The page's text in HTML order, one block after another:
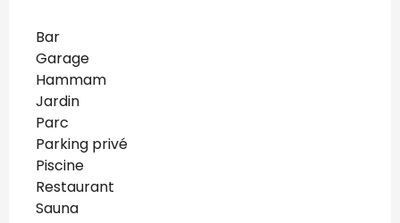
Bar
Garage
Hammam
Jardin
Parc
Parking privé
Piscine
Restaurant
Sauna